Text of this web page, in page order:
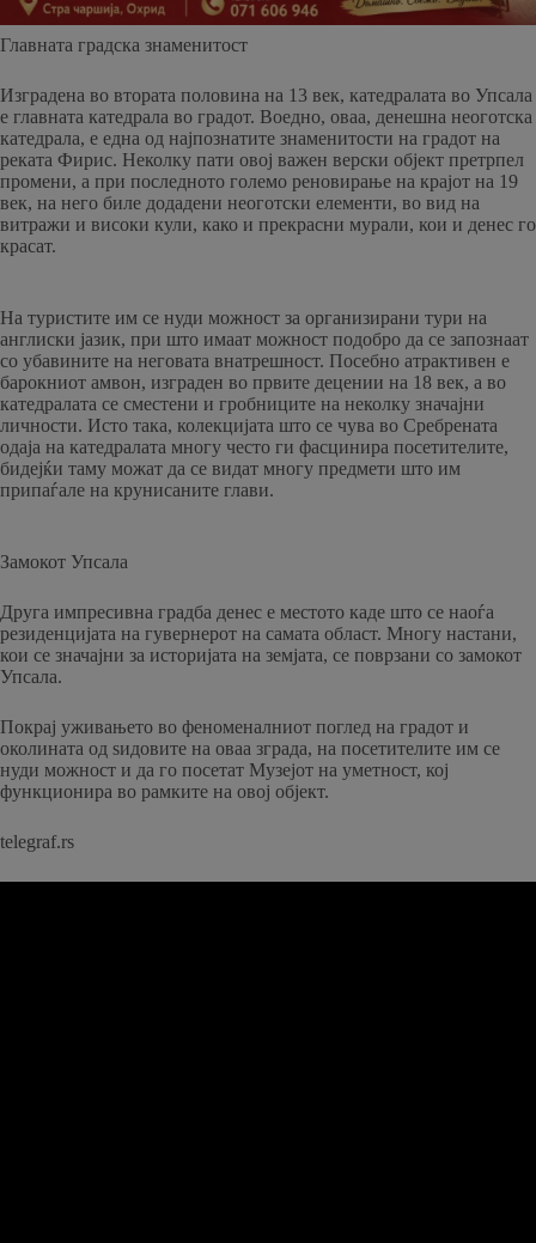
Главната градска знаменитост
Изградена во втората половина на 13 век, катедралата во Упсала
е главната катедрала во градот. Воедно, оваа, денешна неоготска
катедрала, е една од најпознатите знаменитости на градот на
реката Фирис. Неколку пати овој важен верски објект претрпел
промени, а при последното големо реновирање на крајот на 19
век, на него биле додадени неоготски елементи, во вид на
витражи и високи кули, како и прекрасни мурали, кои и денес го
красат.
На туристите им се нуди можност за организирани тури на
англиски јазик, при што имаат можност подобро да се запознаат
со убавините на неговата внатрешност. Посебно атрактивен е
барокниот амвон, изграден во првите децении на 18 век, а во
катедралата се сместени и гробниците на неколку значајни
личности. Исто така, колекцијата што се чува во Сребрената
одаја на катедралата многу често ги фасцинира посетителите,
бидејќи таму можат да се видат многу предмети што им
припаѓале на крунисаните глави.
Замокот Упсала
Друга импресивна градба денес е местото каде што се наоѓа
резиденцијата на гувернерот на самата област. Многу настани,
кои се значајни за историјата на земјата, се поврзани со замокот
Упсала.
Покрај уживањето во феноменалниот поглед на градот и
околината од ѕидовите на оваа зграда, на посетителите им се
нуди можност и да го посетат Музејот на уметност, кој
функционира во рамките на овој објект.
telegraf.rs